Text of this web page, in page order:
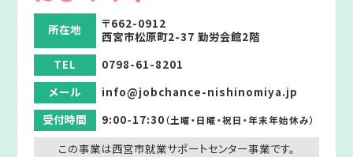
所在地
〒662-0912
西宮市松原町2-37 勤労会館2階
TEL
0798-61-8201
メール
info@jobchance-nishinomiya.jp
受付時間
9:00-17:30（土曜・日曜・祝日・年末年始休み）
この事業は西宮市就業サポートセンター事業です。